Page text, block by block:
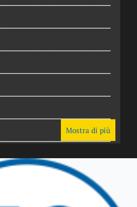
Mostra di più